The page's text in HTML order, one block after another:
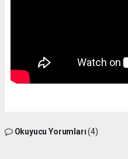
Okuyucu Yorumları(4)